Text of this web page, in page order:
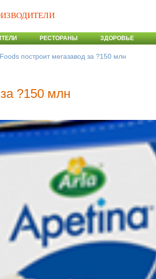
РЕСТОРАНЫ ЗДОРОВЬЕ
построит мегазавод за ?150 млн
?150 млн